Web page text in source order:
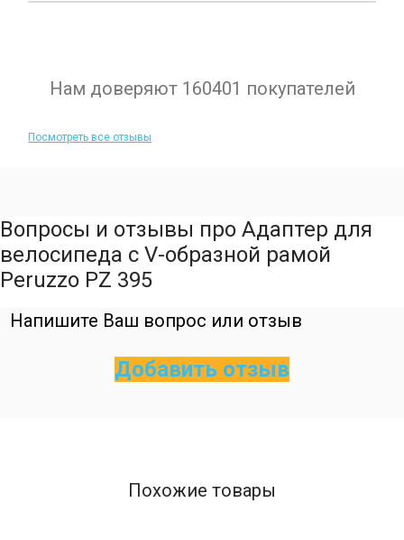
Нам доверяют 160401 покупателей
Посмотреть все отзывы
Вопросы и отзывы про Адаптер для
велосипеда с V-образной рамой
Peruzzo PZ 395
Напишите Ваш вопрос или отзыв
Добавить отзыв
Похожие товары